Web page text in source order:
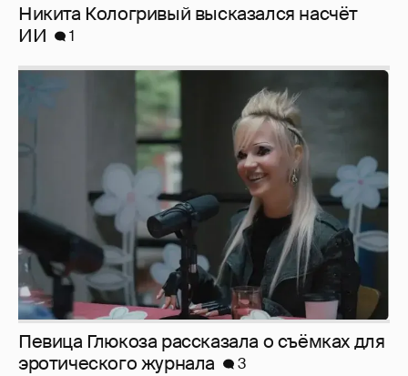
Никита Кологривый высказался насчёт
ИИ
1
Певица Глюкоза рассказала о съёмках для
эротического журнала
3